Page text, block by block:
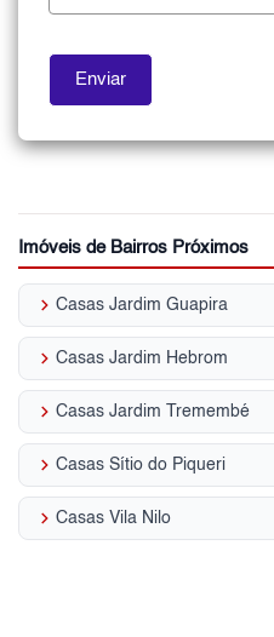
Imóveis de Bairros Próximos
keyboard_arrow_right Casas Jardim Guapira
keyboard_arrow_right Casas Jardim Hebrom
keyboard_arrow_right Casas Jardim Tremembé
keyboard_arrow_right Casas Sítio do Piqueri
keyboard_arrow_right Casas Vila Nilo